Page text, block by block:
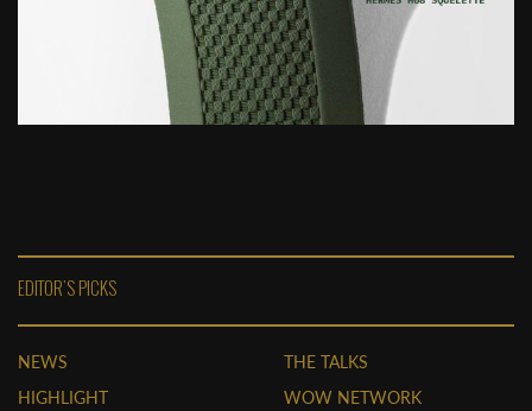
EDITOR'S PICKS
NEWS
HIGHLIGHT
THE TALKS
WOW NETWORK